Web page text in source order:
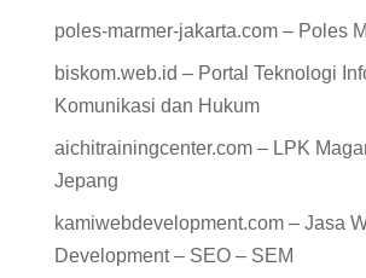
poles-marmer-jakarta.com – Poles
biskom.web.id – Portal Teknologi
Komunikasi dan Hukum
aichitrainingcenter.com – LPK
Jepang
kamiwebdevelopment.com – Jasa
Development – SEO – SEM